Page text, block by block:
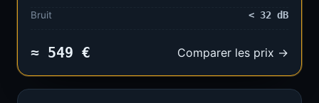
Bruit
< 32 dB
≈ 549 € Comparer les prix →